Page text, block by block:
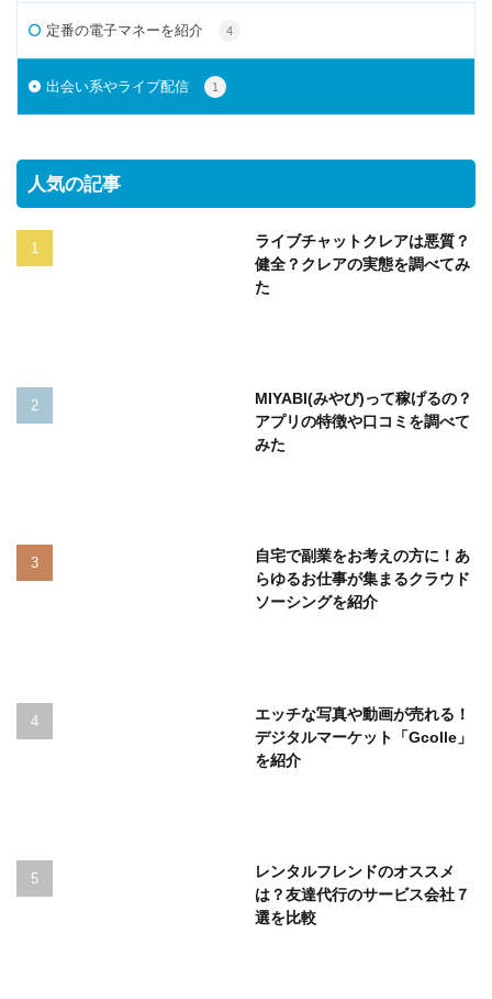
定番の電子マネーを紹介 4
出会い系やライブ配信 1
人気の記事
ライブチャットクレアは悪質？
健全？クレアの実態を調べてみ
た
MIYABI(みやび)って稼げるの？
アプリの特徴や口コミを調べて
みた
自宅で副業をお考えの方に！あ
らゆるお仕事が集まるクラウド
ソーシングを紹介
エッチな写真や動画が売れる！
デジタルマーケット「Gcolle」
を紹介
レンタルフレンドのオススメ
は？友達代行のサービス会社７
選を比較